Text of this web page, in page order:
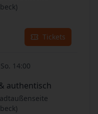
Tickets
So. 14:00
authentisch